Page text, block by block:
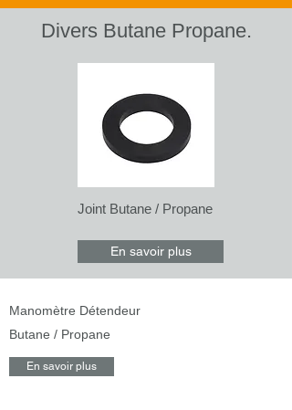
Divers Butane Propane.
Joint Butane / Propane
En savoir plus
Manomètre Détendeur
Butane / Propane
En savoir plus